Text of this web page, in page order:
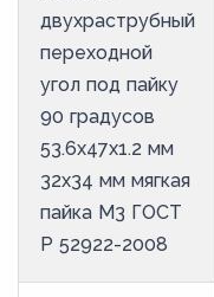
двухраструбный
переходной
угол под пайку
90 градусов
53.6х47х1.2 мм
32х34 мм мягкая
пайка М3 ГОСТ
Р 52922-2008